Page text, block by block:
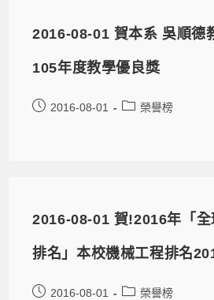
2016-08-01 賀本系 吳順德
105年度教學優良獎
2016-08-01 榮譽榜
2016-08-01 賀!2016年「
排名」本校機械工程排名
2016-08-01 榮譽榜